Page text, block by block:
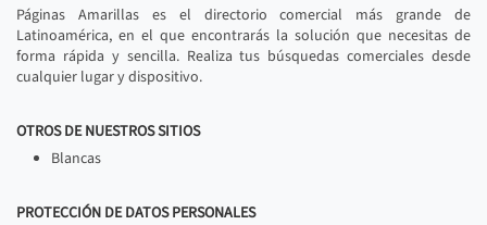
Páginas Amarillas es el directorio comercial más grande de
Latinoamérica, en el que encontrarás la solución que necesitas de
forma rápida y sencilla. Realiza tus búsquedas comerciales desde
cualquier lugar y dispositivo.
OTROS DE NUESTROS SITIOS
Blancas
PROTECCIÓN DE DATOS PERSONALES